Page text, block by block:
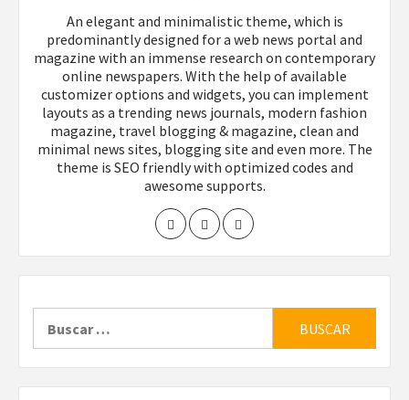
An elegant and minimalistic theme, which is
predominantly designed for a web news portal and
magazine with an immense research on contemporary
online newspapers. With the help of available
customizer options and widgets, you can implement
layouts as a trending news journals, modern fashion
magazine, travel blogging & magazine, clean and
minimal news sites, blogging site and even more. The
theme is SEO friendly with optimized codes and
awesome supports.